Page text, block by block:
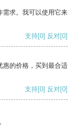
需求。我可以使用它来
支持[0] 反对[0]
惠的价格，买到最合适
支持[0] 反对[0]